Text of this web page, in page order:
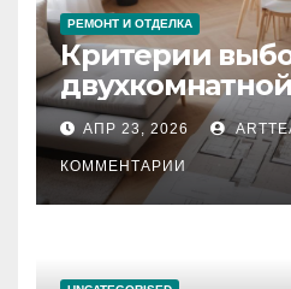
РЕМОНТ И ОТДЕЛКА
Критерии
планировка,
состояние и
АПР 23, 2026
КОММЕНТАРИИ